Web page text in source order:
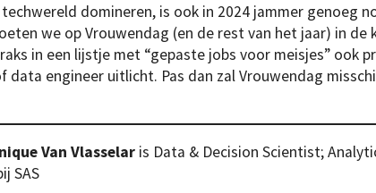
domineren, is ook in 2024 jammer genoeg
we op Vrouwendag (en de rest van het jaar) in de
in een lijstje met “gepaste jobs voor meisjes” ook
data engineer uitlicht. Pas dan zal Vrouwendag
Van Vlasselar is Data & Decision Scientist;
SAS